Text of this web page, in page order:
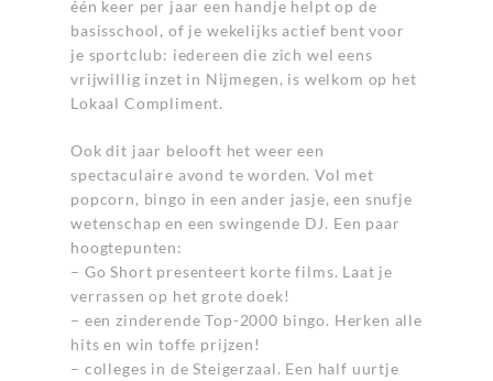
één keer per jaar een handje helpt op de
basisschool, of je wekelijks actief bent voor
je sportclub: iedereen die zich wel eens
vrijwillig inzet in Nijmegen, is welkom op het
Lokaal Compliment.
Ook dit jaar belooft het weer een
spectaculaire avond te worden. Vol met
popcorn, bingo in een ander jasje, een snufje
wetenschap en een swingende DJ. Een paar
hoogtepunten:
– Go Short presenteert korte films. Laat je
verrassen op het grote doek!
– een zinderende Top-2000 bingo. Herken alle
hits en win toffe prijzen!
– colleges in de Steigerzaal. Een half uurtje